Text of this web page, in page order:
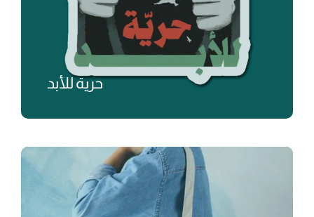
حرية للأبد